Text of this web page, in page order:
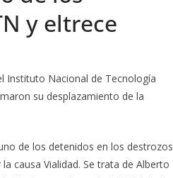
y eltrece
Instituto Nacional de Tecnología
su desplazamiento de la
de los detenidos en los destrozos
causa Vialidad. Se trata de Alberto